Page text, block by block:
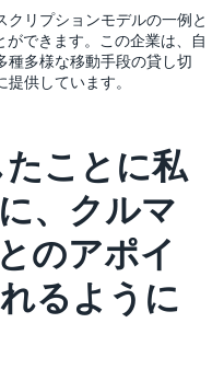
クリプションモデルの一例と
できます。この企業は、自
種多様な移動手段の貸し切
供しています。
ことに私
、クルマ
のアポイ
るように